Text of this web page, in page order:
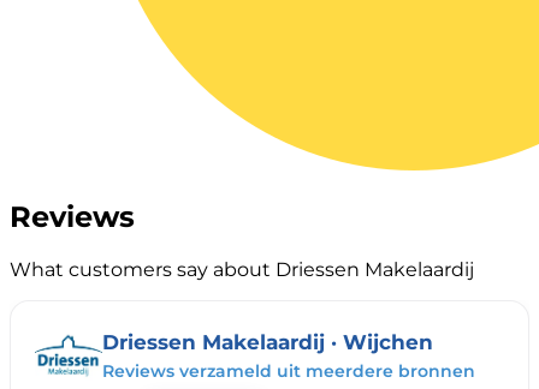
Reviews
What customers say about Driessen Makelaardij